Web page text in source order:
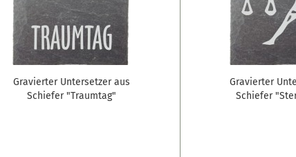
Gravierter Untersetzer aus
Schiefer "Traumtag"
Gravierter
Schiefer